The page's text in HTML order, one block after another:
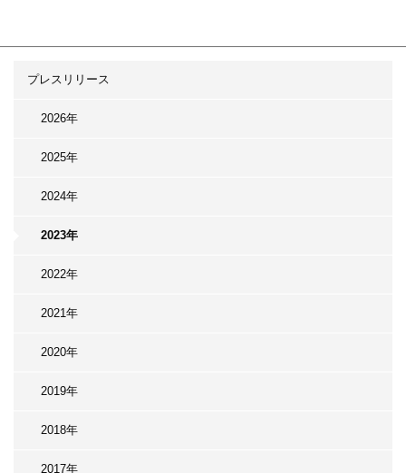
プレスリリース
2026年
2025年
2024年
2023年
2022年
2021年
2020年
2019年
2018年
2017年